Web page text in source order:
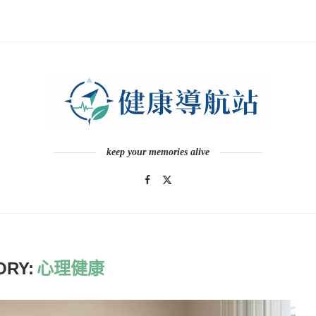
keep your memories alive
心理健康